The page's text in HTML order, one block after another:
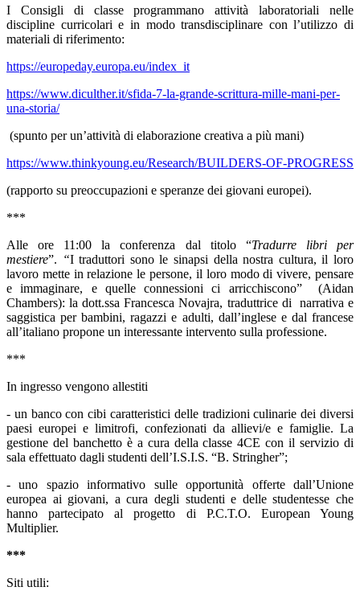
I Consigli di classe programmano attività laboratoriali nelle
discipline curricolari e in modo transdisciplinare con l’utilizzo di
materiali di riferimento:
https://europeday.europa.eu/index_it
https://www.diculther.it/sfida-7-la-grande-scrittura-mille-mani-per-
una-storia/
(spunto per un’attività di elaborazione creativa a più mani)
https://www.thinkyoung.eu/Research/BUILDERS-OF-PROGRESS
(rapporto su preoccupazioni e speranze dei giovani europei).
***
Alle ore 11:00 la conferenza dal titolo “Tradurre libri per
mestiere”. “I traduttori sono le sinapsi della nostra cultura, il loro
lavoro mette in relazione le persone, il loro modo di vivere, pensare
e immaginare, e quelle connessioni ci arricchiscono”
(Aidan
Chambers): la dott.ssa Francesca Novajra, traduttrice di narrativa e
saggistica per bambini, ragazzi e adulti, dall’inglese e dal francese
all’italiano propone un interessante intervento sulla professione.
***
In ingresso vengono allestiti
- un banco con cibi caratteristici delle tradizioni culinarie dei diversi
paesi europei e limitrofi, confezionati da allievi/e e famiglie. La
gestione del banchetto è a cura della classe 4CE con il servizio di
sala effettuato dagli studenti dell’I.S.I.S. “B. Stringher”;
- uno spazio informativo sulle opportunità offerte dall’Unione
europea ai giovani, a cura degli studenti e delle studentesse che
hanno partecipato al progetto di P.C.T.O. European Young
Multiplier.
***
Siti utili: